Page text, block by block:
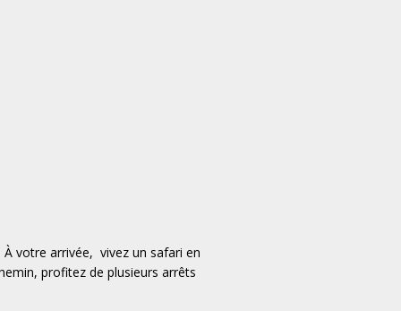
votre arrivée, vivez un safari en
profitez de plusieurs arrêts